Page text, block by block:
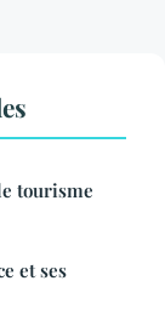
tourisme
et ses